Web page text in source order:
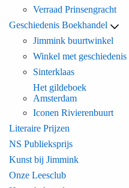
Verraad Prinsengracht
Geschiedenis Boekhandel
Jimmink buurtwinkel
Winkel met geschiedenis
Sinterklaas
Het gildeboek
Amsterdam
Iconen Rivierenbuurt
Literaire Prijzen
NS Publieksprijs
Kunst bij Jimmink
Onze Leesclub